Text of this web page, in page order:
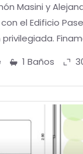
Masini y
el Edificio
1 Baños